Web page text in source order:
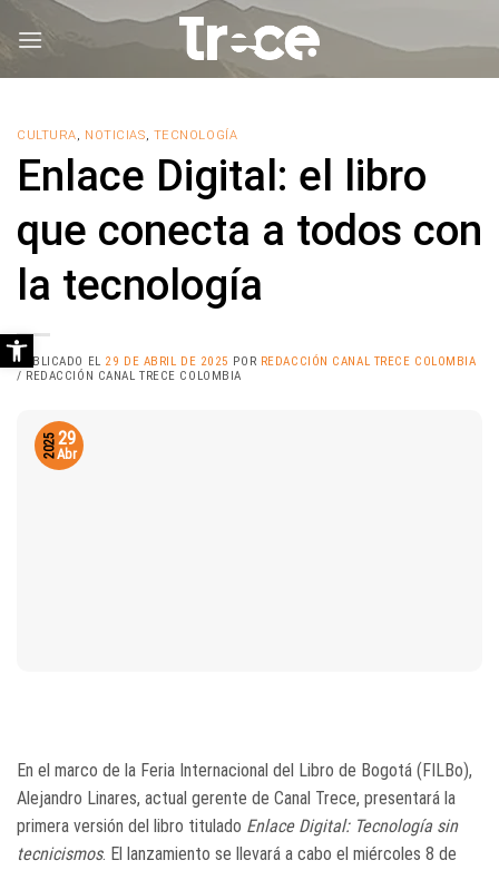
CULTURA, NOTICIAS, TECNOLOGÍA
Enlace Digital: el libro
que conecta a todos con
la tecnología
PUBLICADO EL 29 DE ABRIL DE 2025 POR REDACCIÓN CANAL TRECE COLOMBIA
/ REDACCIÓN CANAL TRECE COLOMBIA
29
Abr
2025
En el marco de la Feria Internacional del Libro de Bogotá (FILBo),
Alejandro Linares, actual gerente de Canal Trece, presentará la
primera versión del libro titulado Enlace Digital: Tecnología sin
tecnicismos. El lanzamiento se llevará a cabo el miércoles 8 de
Abrir barra de herramientas